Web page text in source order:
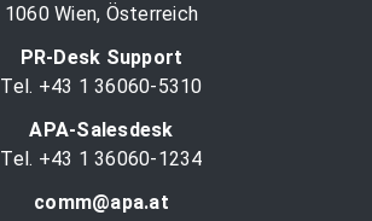
1060 Wien, Österreich
PR-Desk Support
Tel. +43 1 36060-5310
APA-Salesdesk
Tel. +43 1 36060-1234
comm@apa.at